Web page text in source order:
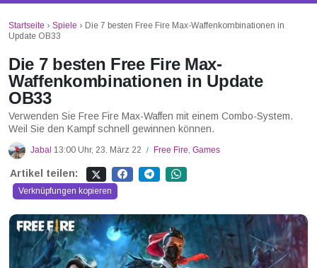
Startseite › Spiele › Die 7 besten Free Fire Max-Waffenkombinationen in
Update OB33
Die 7 besten Free Fire Max-
Waffenkombinationen in Update
OB33
Verwenden Sie Free Fire Max-Waffen mit einem Combo-System.
Weil Sie den Kampf schnell gewinnen können.
Jabal 13:00 Uhr, 23. März 22 / Free Fire, Games
Artikel teilen:
Verknüpfungen kopieren